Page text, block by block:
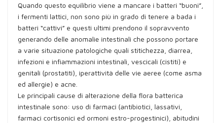
Quando questo equilibrio viene a mancare i batteri “buoni”,
i fermenti lattici, non sono più in grado di tenere a bada i
batteri “cattivi” e questi ultimi prendono il sopravvento
generando delle anomalie intestinali che possono portare
a varie situazione patologiche quali stitichezza, diarrea,
infezioni e infiammazioni intestinali, vescicali (cistiti) e
genitali (prostatiti), iperattività delle vie aeree (come asma
ed allergie) e acne.
Le principali cause di alterazione della flora batterica
intestinale sono: uso di farmaci (antibiotici, lassativi,
farmaci cortisonici ed ormoni estro-progestinici), abitudini